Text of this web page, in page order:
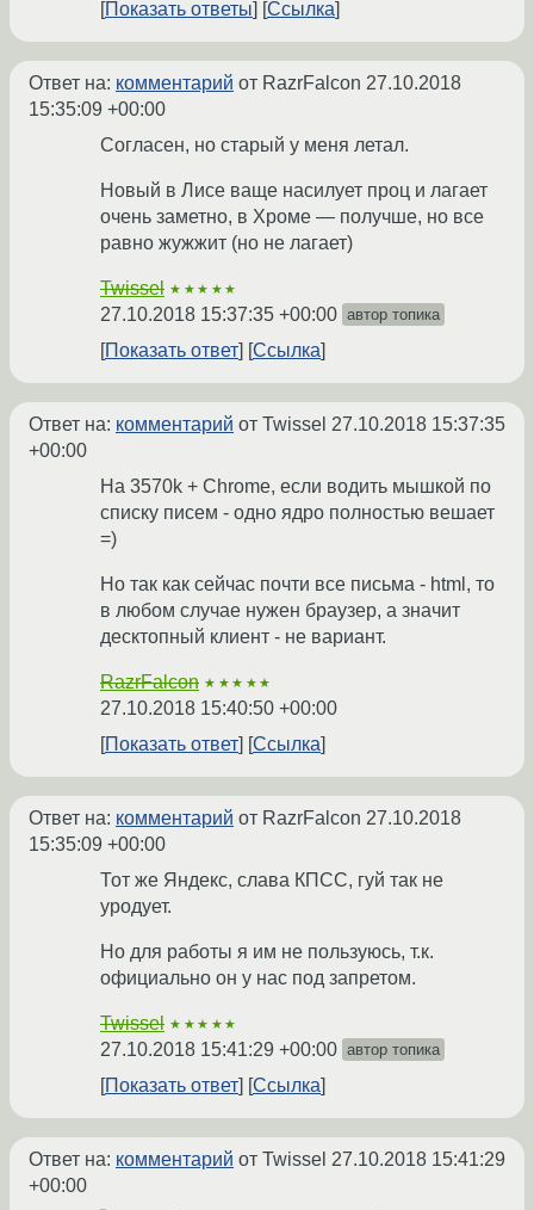
Показать ответы
Ссылка
Ответ на: комментарий от RazrFalcon 27.10.2018
15:35:09 +00:00
Согласен, но старый у меня летал.
Новый в Лисе ваще насилует проц и лагает
очень заметно, в Хроме — получше, но все
равно жужжит (но не лагает)
Twissel ★★★★★
27.10.2018 15:37:35 +00:00 автор топика
Показать ответ Ссылка
Ответ на: комментарий от Twissel 27.10.2018 15:37:35
+00:00
На 3570k + Chrome, если водить мышкой по
списку писем - одно ядро полностью вешает
=)
Но так как сейчас почти все письма - html, то
в любом случае нужен браузер, а значит
десктопный клиент - не вариант.
RazrFalcon ★★★★★
27.10.2018 15:40:50 +00:00
Показать ответ
Ссылка
Ответ на: комментарий от RazrFalcon 27.10.2018
15:35:09 +00:00
Тот же Яндекс, слава КПСС, гуй так не
уродует.
Но для работы я им не пользуюсь, т.к.
официально он у нас под запретом.
Twissel ★★★★★
27.10.2018 15:41:29 +00:00 автор топика
Показать ответ Ссылка
Ответ на: комментарий от Twissel 27.10.2018 15:41:29
+00:00